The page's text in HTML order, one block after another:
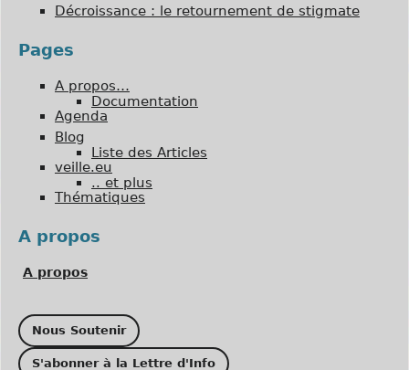
Décroissance : le retournement de stigmate
Pages
A propos…
Documentation
Agenda
Blog
Liste des Articles
veille.eu
.. et plus
Thématiques
A propos
A propos
Nous Soutenir
S'abonner à la Lettre d'Info